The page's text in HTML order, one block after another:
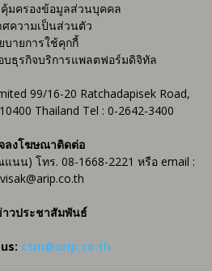
มครองข้อมูลส่วนบุคคล
ศความเป็นส่วนตัว
บายการใช้คุกกี้
บธุรกิจบริการแพลตฟอร์มดิจิทัล
99/16-20 Ratchadapisek Road,
Thailand Tel : 0-2642-3400
ลงโฆษณาติดต่อ
น) โทร. 08-1668-2221 หรือ email :
าวประชาสัมพันธ์
ctm@arip.co.th